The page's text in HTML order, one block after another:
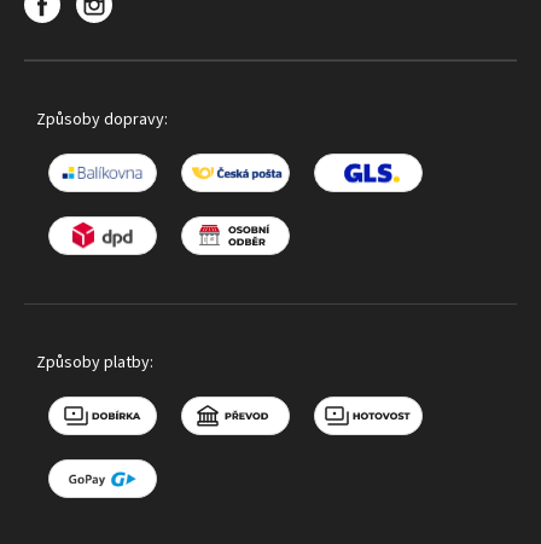
Způsoby dopravy:
Způsoby platby: